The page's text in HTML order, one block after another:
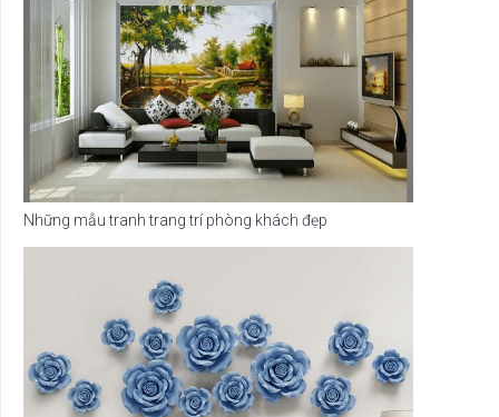
Những mẫu tranh trang trí phòng khách đẹp